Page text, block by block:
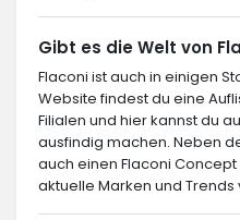
Gibt es die Welt von
Flaconi ist auch in einigen
Website findest du eine
Filialen und hier kannst du
ausfindig machen. Neben
auch einen Flaconi
aktuelle Marken und Trends